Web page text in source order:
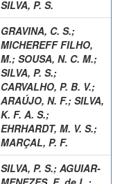
SILVA, P. S.
GRAVINA, C. S.;
MICHEREFF FILHO,
M.; SOUSA, N. C. M.;
SILVA, P. S.;
CARVALHO, P. B. V.;
ARAÚJO, N. F.; SILVA,
K. F. A. S.;
EHRHARDT, M. V. S.;
MARÇAL, P. F.
SILVA, P. S.; AGUIAR-